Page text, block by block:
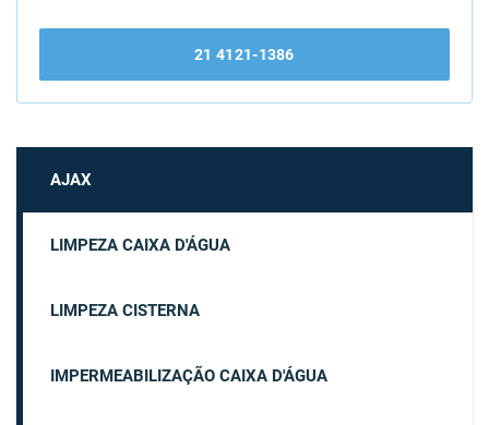
21 4121-1386
AJAX
LIMPEZA CAIXA D'ÁGUA
LIMPEZA CISTERNA
IMPERMEABILIZAÇÃO CAIXA D'ÁGUA